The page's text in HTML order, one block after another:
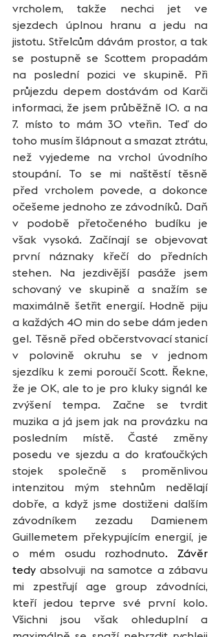
vrcholem, takže nechci jet ve
sjezdech úplnou hranu a jedu na
jistotu. Střelcům dávám prostor, a tak
se postupně se Scottem propadám
na poslední pozici ve skupině. Při
průjezdu depem dostávám od Karči
informaci, že jsem průběžně 10. a na
7. místo to mám 30 vteřin. Teď do
toho musím šlápnout a smazat ztrátu,
než vyjedeme na vrchol úvodního
stoupání. To se mi naštěstí těsně
před vrcholem povede, a dokonce
očešeme jednoho ze závodníků. Daň
v podobě přetočeného budíku je
však vysoká. Začínají se objevovat
první náznaky křečí do předních
stehen. Na jezdivější pasáže jsem
schovaný ve skupině a snažím se
maximálně šetřit energií. Hodně piju
a každých 40 min do sebe dám jeden
gel. Těsně před občerstvovací stanicí
v polovině okruhu se v jednom
sjezdíku k zemi poroučí Scott. Řekne,
že je OK, ale to je pro kluky signál ke
zvýšení tempa. Začne se tvrdit
muzika a já jsem jak na provázku na
posledním místě. Časté změny
posedu ve sjezdu a do kraťoučkých
stojek společně s proměnlivou
intenzitou mým stehnům nedělají
dobře, a když jsme dostiženi dalším
závodníkem zezadu Damienem
Guillemetem překypujícím energií, je
o mém osudu rozhodnuto. Závěr
tedy absolvuji na samotce a zábavu
mi zpestřují age group závodníci,
kteří jedou teprve své první kolo.
Všichni jsou však ohleduplní a